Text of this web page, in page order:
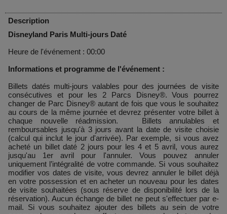
Description
Disneyland Paris Multi-jours Daté
Heure de l'événement : 00:00
Informations et programme de l'événement :
Billets datés multi-jours valables pour des journées de visite
consécutives et pour les 2 Parcs Disney®. Vous pourrez
changer de Parc Disney® autant de fois que vous le souhaitez
au cours de la même journée et devrez présenter votre billet à
chaque nouvelle réadmission. Billets annulables et
remboursables jusqu'à 3 jours avant la date de visite choisie
(calcul qui inclut le jour d'arrivée). Par exemple, si vous avez
acheté un billet daté 2 jours pour les 4 et 5 avril, vous aurez
jusqu'au 1er avril pour l'annuler. Vous pouvez annuler
uniquement l’intégralité de votre commande. Si vous souhaitez
modifier vos dates de visite, vous devrez annuler le billet déjà
en votre possession et en acheter un nouveau pour les dates
de visite souhaitées (sous réserve de disponibilité lors de la
réservation). Aucun échange de billet ne peut s'effectuer par e-
mail. Si vous souhaitez ajouter des billets au sein de votre